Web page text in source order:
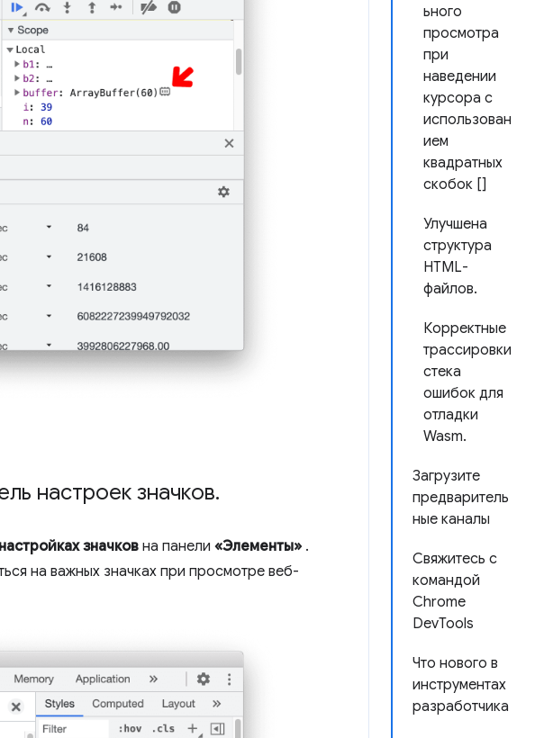
ьного
просмотра
при
наведении
курсора с
использован
ием
квадратных
скобок []
Улучшена
структура
HTML-
файлов.
Корректные
трассировки
стека
ошибок для
отладки
Wasm.
Загрузите
предваритель
ные каналы
Свяжитесь с
командой
Chrome
DevTools
Что нового в
инструментах
разработчика
настроек значков.
настройках значков на панели «Элементы» .
на важных значках при просмотре веб-